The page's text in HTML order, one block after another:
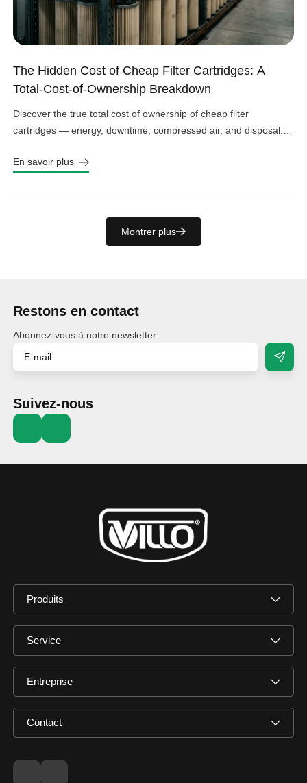
The Hidden Cost of Cheap Filter Cartridges: A
Total-Cost-of-Ownership Breakdown
Discover the true total cost of ownership of cheap filter
cartridges — energy, downtime, compressed air, and disposal.
En savoir plus
Montrer plus
Restons en contact
Abonnez-vous à notre newsletter.
Suivez-nous
Produits
Service
Entreprise
Contact